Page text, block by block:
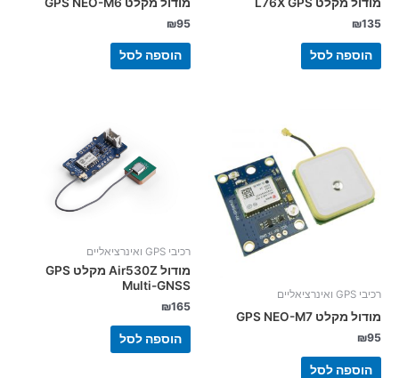
₪135
הוספה לסל
₪95
הוספה לסל
רכיבי GPS ואינרציאליים
מודול מקלט GPS NEO-M7
₪95
הוספה לסל
רכיבי GPS ואינרציאליים
מודול Air530Z מקלט GPS
Multi-GNSS
₪165
הוספה לסל